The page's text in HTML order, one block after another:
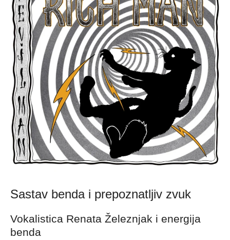
Sastav benda i prepoznatljiv zvuk
Vokalistica Renata Železnjak i energija
benda